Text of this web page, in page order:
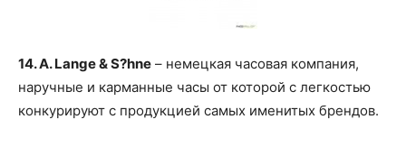
14. A. Lange & S?hne – немецкая часовая компания,
наручные и карманные часы от которой с легкостью
конкурируют с продукцией самых именитых брендов.